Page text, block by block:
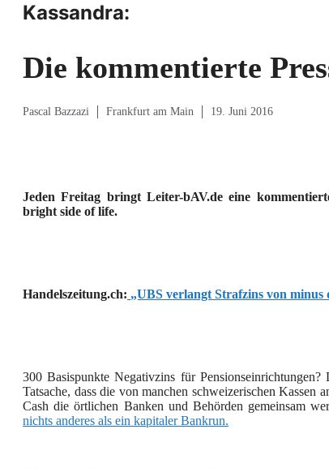
Kassandra:
Die kommentierte
Pascal Bazzazi Frankfurt am Main 19. Juni 2016
Jeden Freitag bringt Leiter-bAV.de eine
bright side of life.
Handelszeitung.ch: „UBS verlangt Strafzins von minus
300 Basispunkte Negativzins für
Tatsache, dass die von manchen schweizerischen Kassen
Cash die örtlichen Banken und Behörden gemeinsam
nichts anderes als ein kapitaler Bankrun.